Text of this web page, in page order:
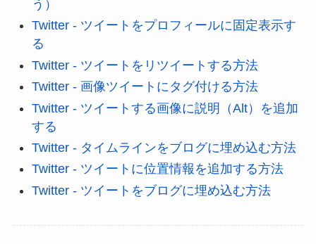
う）
Twitter - ツイートをプロフィールに固定表示す
る
Twitter - ツイートをリツイートする方法
Twitter - 画像ツイートにタグ付ける方法
Twitter - ツイートする画像に説明（Alt）を追加
する
Twitter - タイムラインをブログに埋め込む方法
Twitter - ツイートに位置情報を追加する方法
Twitter - ツイートをブログに埋め込む方法